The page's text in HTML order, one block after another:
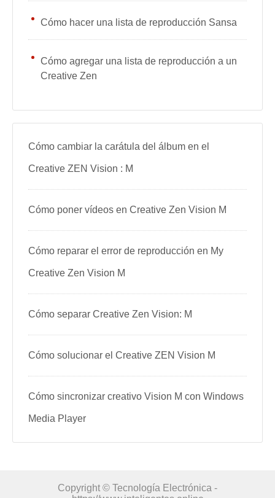
Cómo hacer una lista de reproducción Sansa
Cómo agregar una lista de reproducción a un
Creative Zen
Cómo cambiar la carátula del álbum en el
Creative ZEN Vision : M
Cómo poner vídeos en Creative Zen Vision M
Cómo reparar el error de reproducción en My
Creative Zen Vision M
Cómo separar Creative Zen Vision: M
Cómo solucionar el Creative ZEN Vision M
Cómo sincronizar creativo Vision M con Windows
Media Player
Copyright © Tecnología Electrónica -